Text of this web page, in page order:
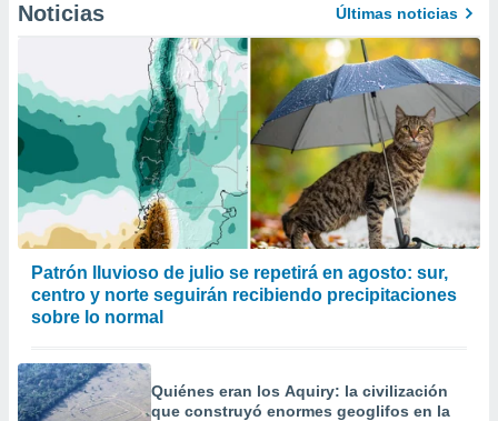
Noticias Últimas noticias
Patrón lluvioso de julio se repetirá en agosto: sur,
centro y norte seguirán recibiendo precipitaciones
sobre lo normal
Quiénes eran los Aquiry: la civilización
que construyó enormes geoglifos en la